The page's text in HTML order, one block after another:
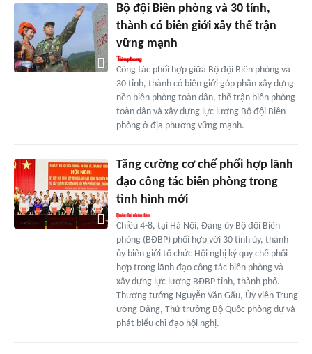
Bộ đội Biên phòng và 30 tỉnh,
thành có biên giới xây thế trận
vững mạnh
Công tác phối hợp giữa Bộ đội Biên phòng và
30 tỉnh, thành có biên giới góp phần xây dựng
nền biên phòng toàn dân, thế trận biên phòng
toàn dân và xây dựng lực lượng Bộ đội Biên
phòng ở địa phương vững mạnh.
Tăng cường cơ chế phối hợp lãnh
đạo công tác biên phòng trong
tình hình mới
Chiều 4-8, tại Hà Nội, Đảng ủy Bộ đội Biên
phòng (BĐBP) phối hợp với 30 tỉnh ủy, thành
ủy biên giới tổ chức Hội nghị ký quy chế phối
hợp trong lãnh đạo công tác biên phòng và
xây dựng lực lượng BĐBP tỉnh, thành phố.
Thượng tướng Nguyễn Văn Gấu, Ủy viên Trung
ương Đảng, Thứ trưởng Bộ Quốc phòng dự và
phát biểu chỉ đạo hội nghị.